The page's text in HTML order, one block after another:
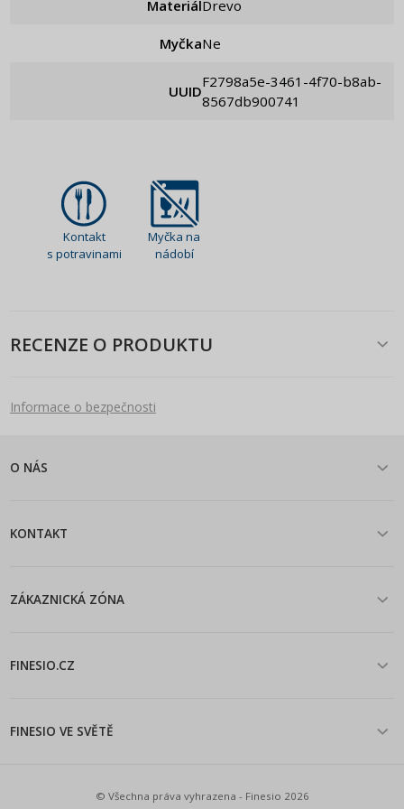
Materiál Drevo
Myčka Ne
UUID
f2798a5e-3461-4f70-b8ab-
8567db900741
Kontakt
s potravinami
Myčka na
nádobí
RECENZE O PRODUKTU
Informace o bezpečnosti
O NÁS
KONTAKT
ZÁKAZNICKÁ ZÓNA
FINESIO.CZ
FINESIO VE SVĚTĚ
© Všechna práva vyhrazena - Finesio 2026